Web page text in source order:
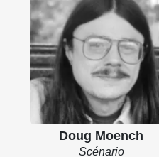
Doug Moench
Scénario